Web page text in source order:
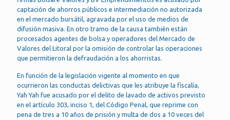
captación de ahorros públicos e intermediación no autorizada
en el mercado bursátil, agravada por el uso de medios de
difusión masiva. En otro tramo de la causa también están
procesados agentes de bolsa y operadores del Mercado de
Valores del Litoral por la omisión de controlar las operaciones
que permitieron la defraudación a los ahorristas.
En función de la legislación vigente al momento en que
ocurrieron las conductas delictivas que les atribuye la fiscalía,
Yah Yah fue acusado por el delito de lavado de activos previsto
en el artículo 303, inciso 1, del Código Penal, que reprime con
pena de tres a 10 años de prisión y multa de dos a 10 veces del